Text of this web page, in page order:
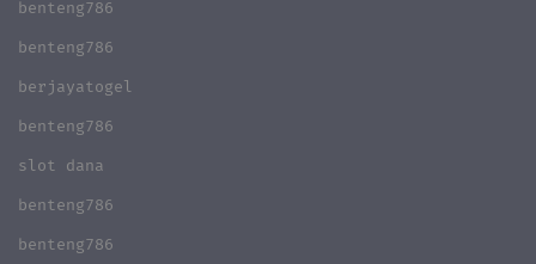
benteng786
benteng786
berjayatogel
benteng786
slot dana
benteng786
benteng786